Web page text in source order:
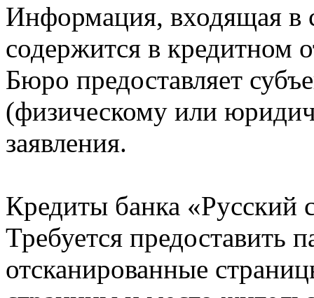
Информация, входящая в
содержится в кредитном
Бюро предоставляет
(физическому или
заявления.
Кредиты банка «Русский
Требуется предоставить
отсканированные